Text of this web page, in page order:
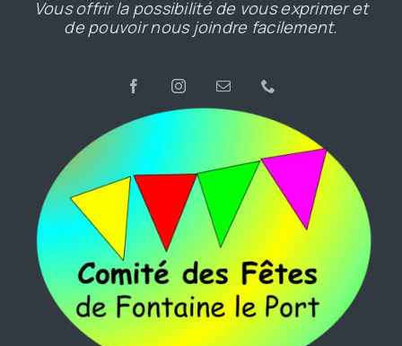
Vous offrir la possibilité de vous exprimer et
de pouvoir nous joindre facilement.